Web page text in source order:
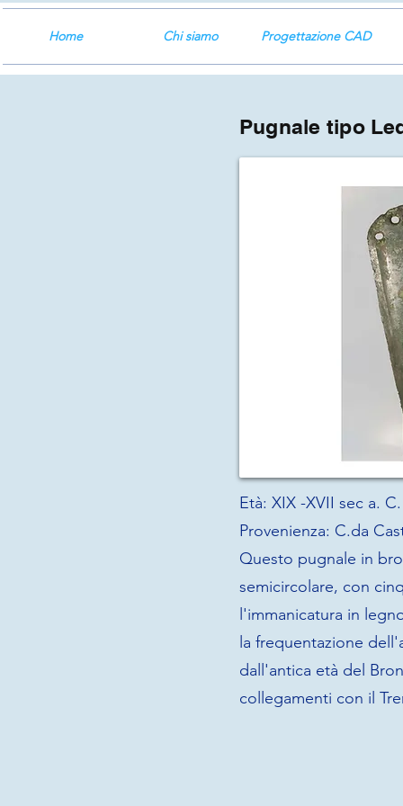
Home Chi siamo Progettazione CAD
Pugnale tipo
Età: XIX -XVII sec a.
Provenienza: C.da
Questo pugnale in
semicircolare, con
l'immanicatura in
la frequentazione
dall'antica età del
collegamenti con il